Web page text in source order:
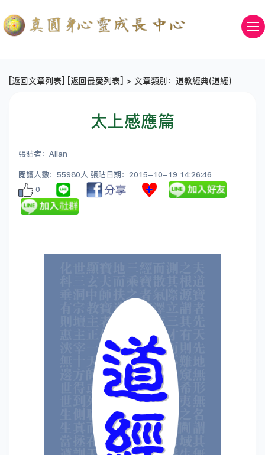
[返回文章列表] [返回最愛列表] > 文章類別：道教經典(道經)
太上感應篇
張貼者：Allan
閱讀人數：55980人 張貼日期：2015-10-19 14:26:46
0